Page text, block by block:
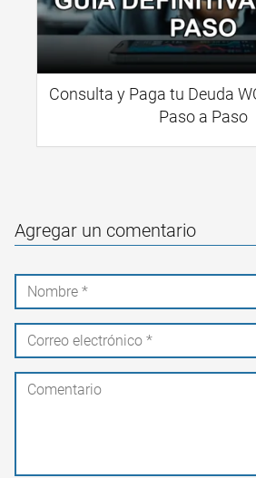
Consulta y Paga tu Deuda
Paso a Paso
Agregar un comentario